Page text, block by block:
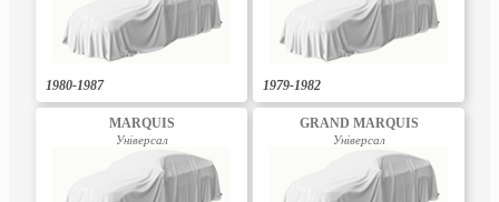
1980-1987 1979-1982
MARQUIS
Універсал
GRAND MARQUIS
Універсал